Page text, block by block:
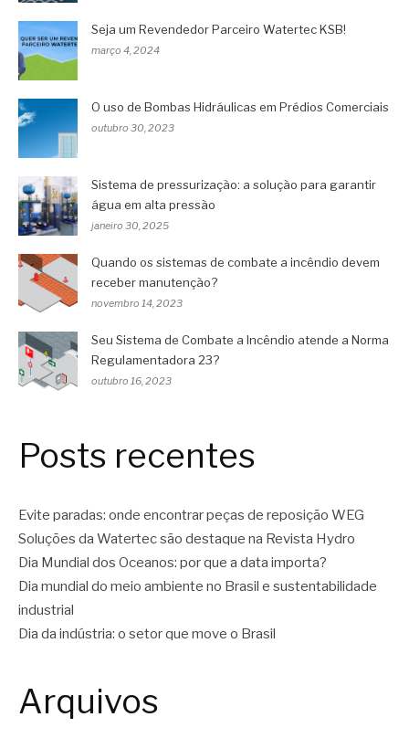
Seja um Revendedor Parceiro Watertec KSB!
março 4, 2024
O uso de Bombas Hidráulicas em Prédios Comerciais
outubro 30, 2023
Sistema de pressurização: a solução para garantir
água em alta pressão
janeiro 30, 2025
Quando os sistemas de combate a incêndio devem
receber manutenção?
novembro 14, 2023
Seu Sistema de Combate a Incêndio atende a Norma
Regulamentadora 23?
outubro 16, 2023
Posts recentes
Evite paradas: onde encontrar peças de reposição WEG
Soluções da Watertec são destaque na Revista Hydro
Dia Mundial dos Oceanos: por que a data importa?
Dia mundial do meio ambiente no Brasil e sustentabilidade
industrial
Dia da indústria: o setor que move o Brasil
Arquivos